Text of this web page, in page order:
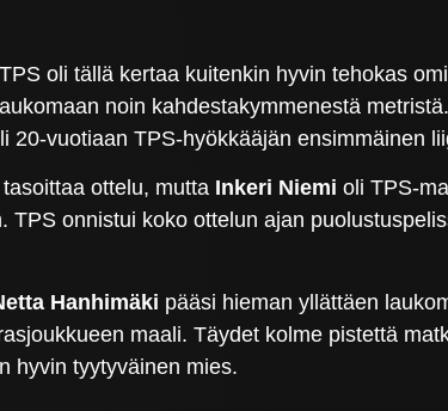
oli tällä kertaa kuitenkin hyvin tehokas
noin kahdestakymmenestä
vuotiaan TPS-hyökkääjän ensimmäinen
ottelu, mutta Inkeri Niemi oli TPS-
onnistui koko ottelun ajan
Hanhimäki pääsi hieman yllättäen
maali. Täydet kolme pistettä
hyvin tyytyväinen mies.